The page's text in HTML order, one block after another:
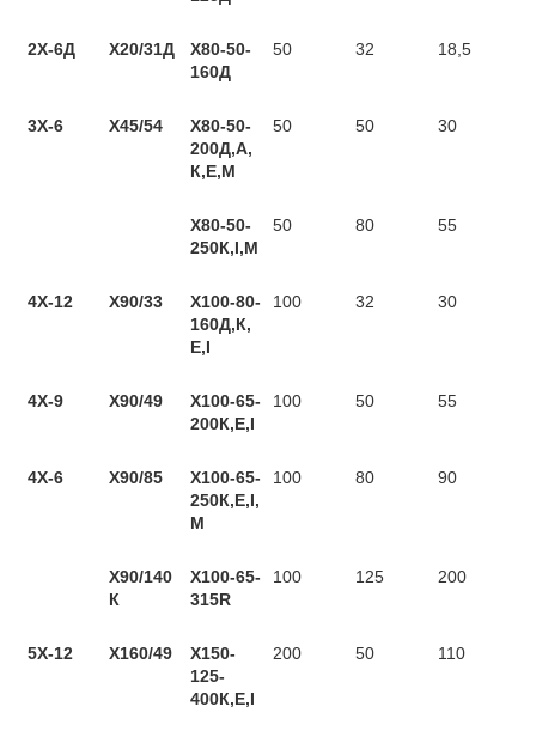
2Х-6Д Х20/31Д
Х80-50-
160Д
50 32 18,5
3Х-6 Х45/54
Х80-50-
200Д,А,
К,Е,М
50 50 30
Х80-50-
250К,І,М
50 80 55
4X-12 Х90/33
Х100-80-
160Д,К,
Е,І
100 32 30
4X-9 Х90/49
Х100-65-
200К,Е,І
100 50 55
4X-6 Х90/85
Х100-65-
250К,Е,І,
М
100 80 90
Х90/140
К
Х100-65-
315R
100 125 200
5X-12 Х160/49
Х150-
125-
400К,Е,І
200 50 110